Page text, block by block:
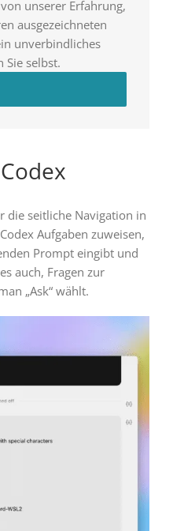
unserer Erfahrung,
ausgezeichneten
unverbindliches
Sie selbst.
die seitliche Navigation in
Aufgaben zuweisen,
Prompt eingibt und
auch, Fragen zur
„Ask“ wählt.